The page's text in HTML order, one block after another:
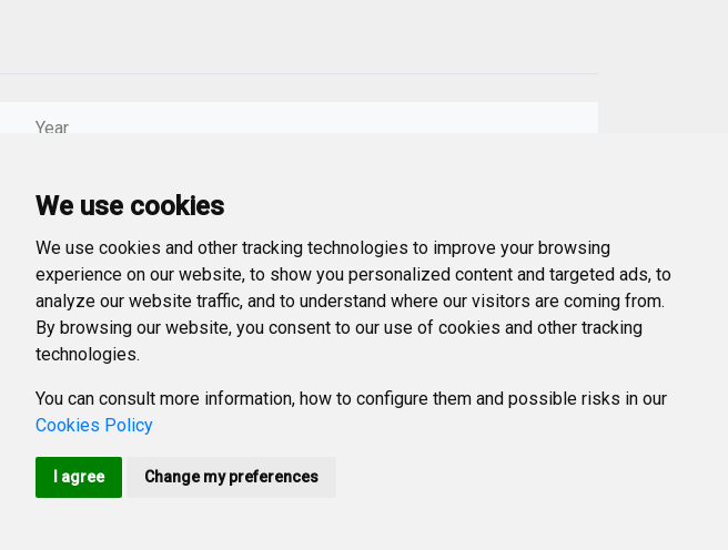
We use cookies
We use cookies and other tracking technologies to improve your browsing
experience on our website, to show you personalized content and targeted ads, to
analyze our website traffic, and to understand where our visitors are coming from.
By browsing our website, you consent to our use of cookies and other tracking
technologies.
You can consult more information, how to configure them and possible risks in our
Cookies Policy
I agree Change my preferences
Year